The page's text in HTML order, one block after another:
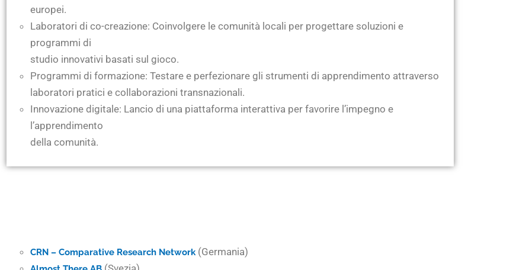
europei.
Laboratori di co-creazione: Coinvolgere le comunità locali per progettare soluzioni e
programmi di
studio innovativi basati sul gioco.
Programmi di formazione: Testare e perfezionare gli strumenti di apprendimento attraverso
laboratori pratici e collaborazioni transnazionali.
Innovazione digitale: Lancio di una piattaforma interattiva per favorire l’impegno e
l’apprendimento
della comunità.
CRN – Comparative Research Network(Germania)